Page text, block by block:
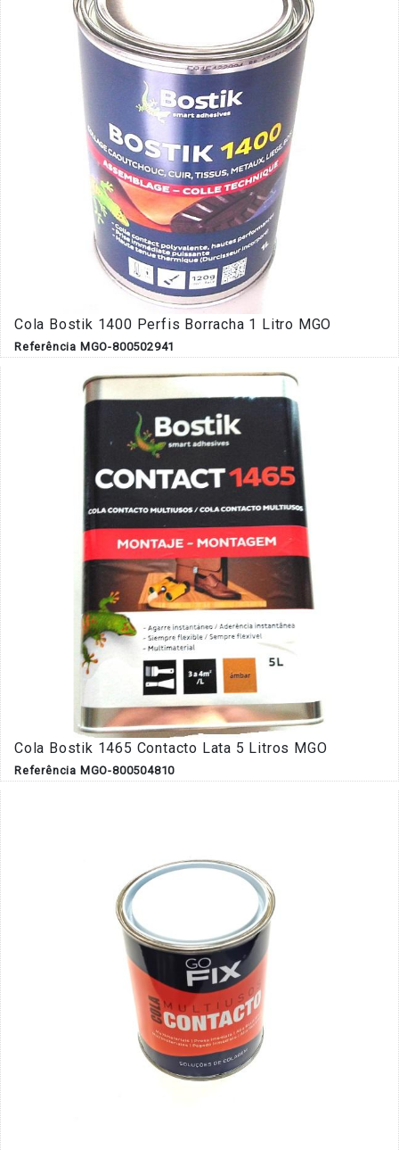
Cola Bostik 1400 Perfis Borracha 1 Litro MGO
Referência MGO-800502941
Cola Bostik 1465 Contacto Lata 5 Litros MGO
Referência MGO-800504810